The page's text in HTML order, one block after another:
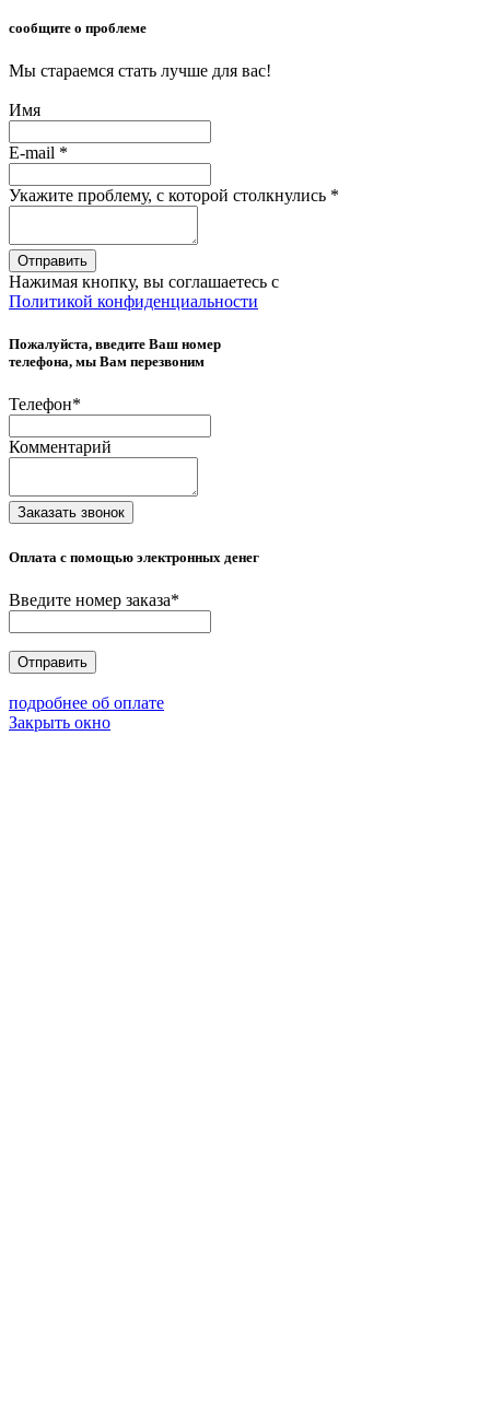
сообщите о проблеме
Мы стараемся стать лучше для вас!
Имя
E-mail *
Укажите проблему, с которой столкнулись *
Отправить
Нажимая кнопку, вы соглашаетесь с
Политикой конфиденциальности
Пожалуйста, введите Ваш номер
телефона, мы Вам перезвоним
Телефон*
Комментарий
Заказать звонок
Оплата с помощью электронных денег
Введите номер заказа*
Отправить
подробнее об оплате
Закрыть окно